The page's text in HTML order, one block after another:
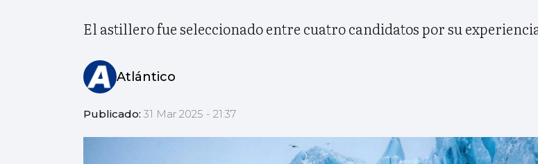
El astillero fue seleccionado entre cuatro candidatos por su
Atlántico
Publicado: 31 Mar 2025 - 21:37